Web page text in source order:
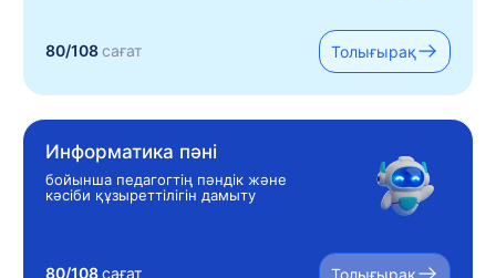
80/108сағат Толығырақ
Информатика пәні
бойынша педагогтің пәндік және
кәсіби құзыреттілігін дамыту
80/108сағат Толығырақ